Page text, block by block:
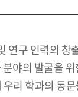
연구 인력의
야의 발굴을
리 학과의 동